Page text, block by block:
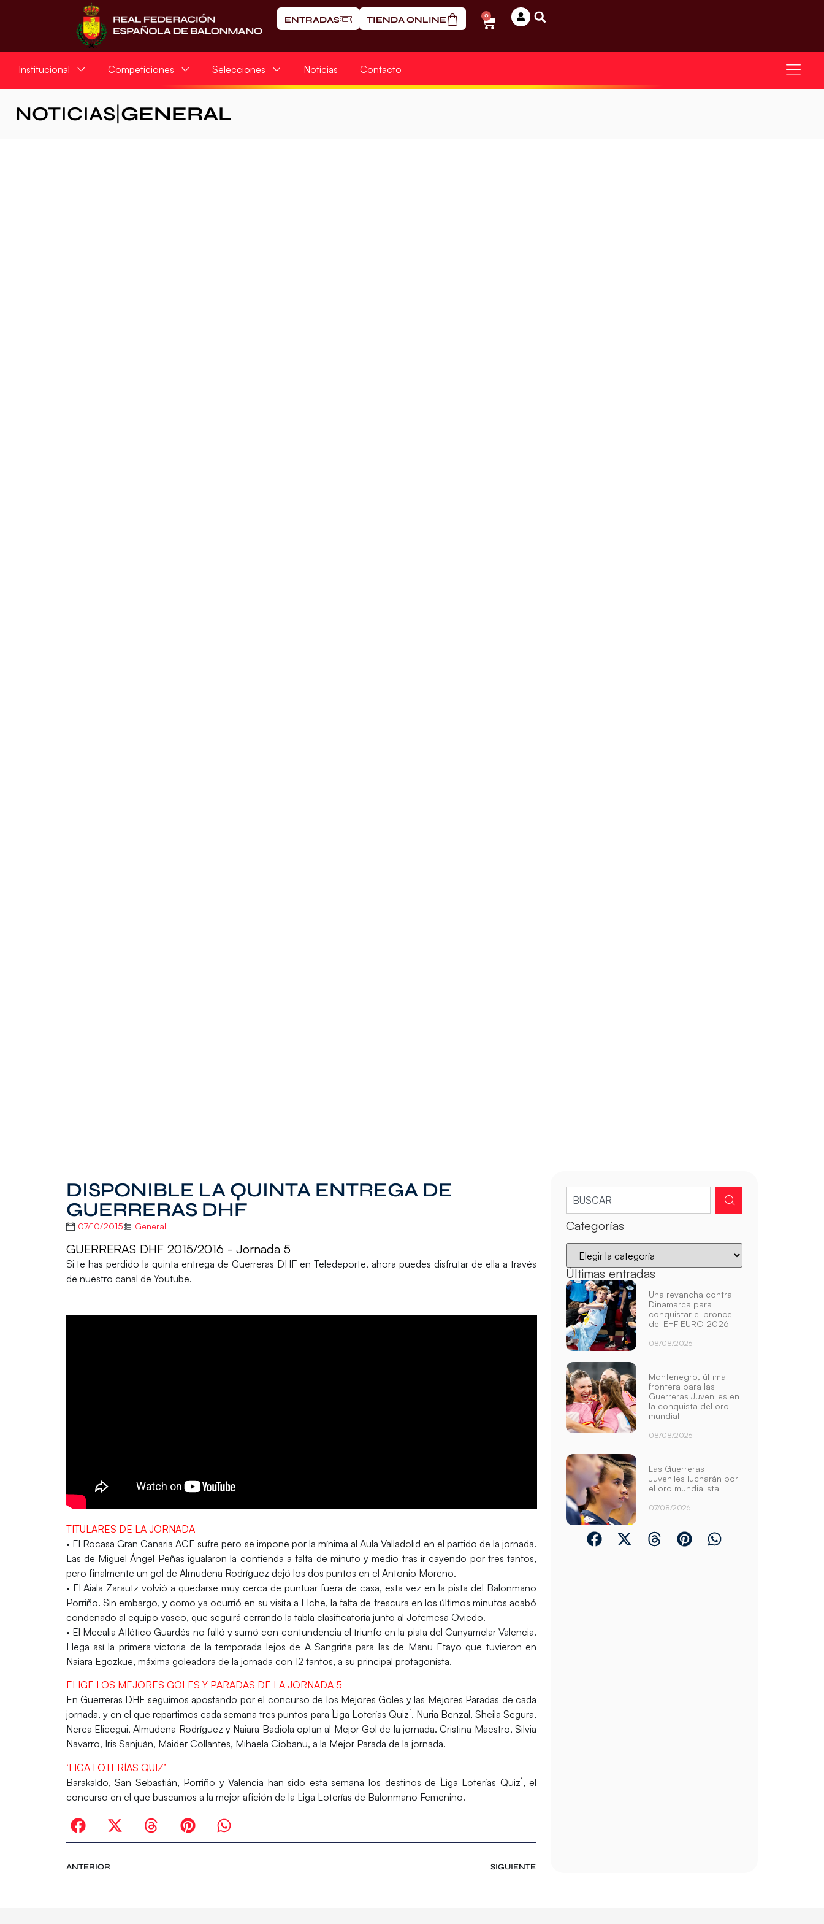
ENTRADAS TIENDA ONLINE 0
Institucional Competiciones Selecciones Noticias Contacto
NOTICIAS GENERAL
DISPONIBLE LA QUINTA ENTREGA DE
GUERRERAS DHF
07/10/2015 General
GUERRERAS DHF 2015/2016 - Jornada 5
Si te has perdido la quinta entrega deGuerreras DHFenTeledeporte, ahora puedes disfrutar de ella a través
de nuestro canal de Youtube.
TITULARES DE LA JORNADA
• El Rocasa Gran Canaria ACE sufre pero se impone por la mínima al Aula Valladolid en el partido de la jornada.
Las de Miguel Ángel Peñas igualaron la contienda a falta de minuto y medio tras ir cayendo por tres tantos,
pero finalmente un gol de Almudena Rodríguez dejó los dos puntos en el Antonio Moreno.
• ElAiala Zarautz volvió a quedarse muy cerca de puntuar fuera de casa, esta vez en la pista del Balonmano
Porriño. Sin embargo, y como ya ocurrió en su visita a Elche, la falta de frescura en los últimos minutos acabó
condenado al equipo vasco, que seguirá cerrando la tabla clasificatoria junto al Jofemesa Oviedo.
• El Mecalia Atlético Guardés no falló y sumó con contundencia el triunfo en la pista delCanyamelar Valencia.
Llega así la primera victoria de la temporada lejos de A Sangriña para las de Manu Etayo que tuvieron en
Naiara Egozkue, máxima goleadora de la jornada con 12 tantos, a su principal protagonista.
ELIGE LOS MEJORES GOLES Y PARADAS DE LA JORNADA 5
En Guerreras DHF seguimos apostando por el concurso de los Mejores Goles y las Mejores Paradas de cada
jornada, y en el que repartimos cada semana tres puntos para `Liga Loterías Quiz´. Nuria Benzal, Sheila Segura,
Nerea Elicegui, Almudena Rodríguez y Naiara Badiola optan al Mejor Gol de la jornada. Cristina Maestro, Silvia
Navarro, Iris Sanjuán, Maider Collantes, Mihaela Ciobanu, a la Mejor Parada de la jornada.
‘LIGA LOTERÍAS QUIZ’
Barakaldo,San Sebastián, Porriño yValencia han sido esta semana los destinos de `Liga Loterías Quiz´, el
concurso en el que buscamos a la mejor afición de la Liga Loterías de Balonmano Femenino.
ANTERIOR SIGUIENTE
Categorías
Últimas entradas
Una revancha contra
Dinamarca para
conquistar el bronce
del EHF EURO 2026
08/08/2026
Montenegro, última
frontera para las
Guerreras Juveniles en
la conquista del oro
mundial
08/08/2026
Las Guerreras
Juveniles lucharán por
el oro mundialista
07/08/2026